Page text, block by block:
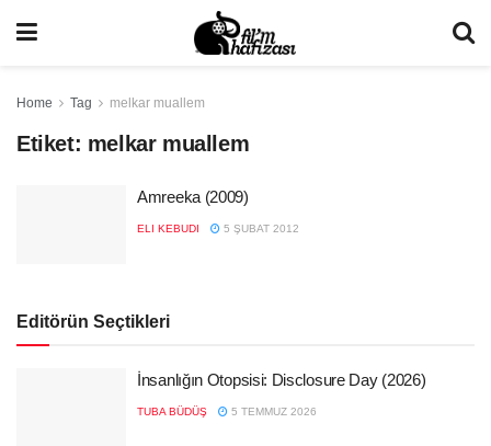
Home Tag melkar muallem
Etiket: melkar muallem
Amreeka (2009)
ELI KEBUDI 5 ŞUBAT 2012
Editörün Seçtikleri
İnsanlığın Otopsisi: Disclosure Day (2026)
TUBA BÜDÜŞ 5 TEMMUZ 2026